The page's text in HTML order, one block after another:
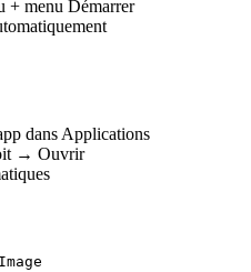
+ menu Démarrer
dans Applications
→ Ouvrir